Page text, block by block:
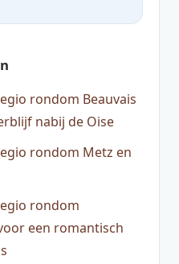
rondom Beauvais
nabij de Oise
rondom Metz en
rondom
een romantisch